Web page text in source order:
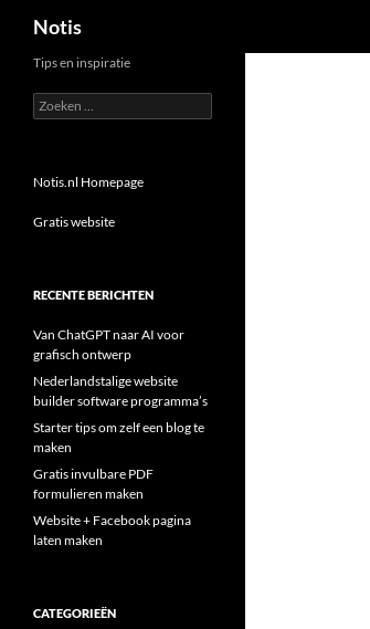
Notis
Tips en inspiratie
Zoeken
naar:
Notis.nl Homepage
Gratis website
RECENTE BERICHTEN
Van ChatGPT naar AI voor
grafisch ontwerp
Nederlandstalige website
builder software programma’s
Starter tips om zelf een blog te
maken
Gratis invulbare PDF
formulieren maken
Website + Facebook pagina
laten maken
CATEGORIEËN